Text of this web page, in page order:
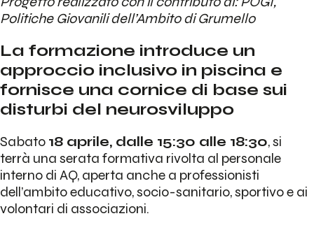
Politiche Giovanili dell’Ambito di Grumello
La formazione introduce un
approccio inclusivo in piscina e
fornisce una cornice di base sui
disturbi del neurosviluppo
Sabato 18 aprile, dalle 15:30 alle 18:30, si
terrà una serata formativa rivolta al personale
interno di AQ, aperta anche a professionisti
dell’ambito educativo, socio-sanitario, sportivo e ai
volontari di associazioni.